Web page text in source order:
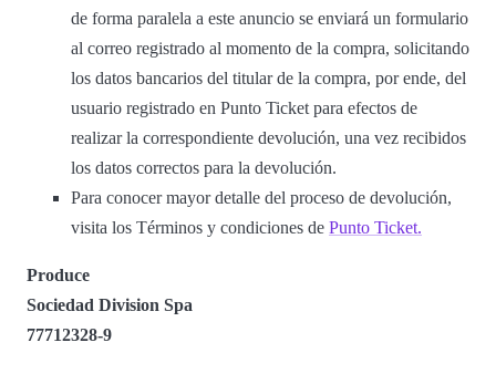
de forma paralela a este anuncio se enviará un formulario
al correo registrado al momento de la compra, solicitando
los datos bancarios del titular de la compra, por ende, del
usuario registrado en Punto Ticket para efectos de
realizar la correspondiente devolución, una vez recibidos
los datos correctos para la devolución.
Para conocer mayor detalle del proceso de devolución,
visita los Términos y condiciones de Punto Ticket.
Produce
Sociedad Division Spa
77712328-9